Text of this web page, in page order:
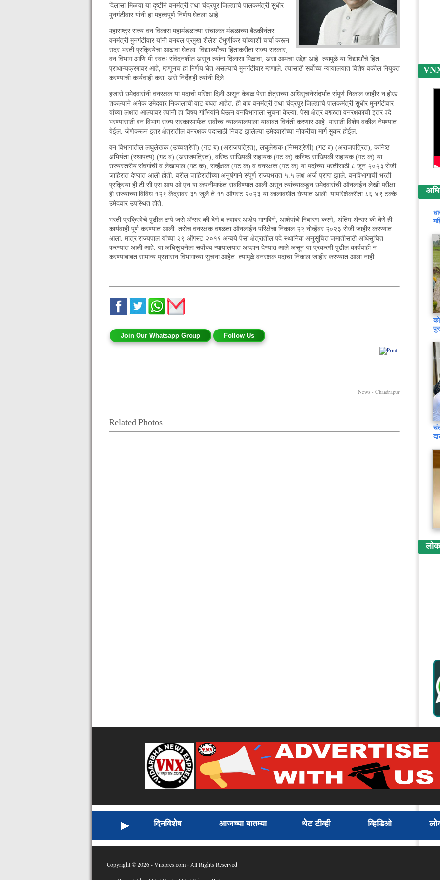
दिलासा मिळावा या दृष्टीने वनमंत्री तथा चंद्रपूर जिल्ह्याचे पालकमंत्री सुधीर
मुनगंटीवार यांनी हा महत्वपूर्ण निर्णय घेतला आहे.
महाराष्ट्र राज्य वन विकास महामंडळाच्या संचालक मंडळाच्या बैठकीनंतर
वनमंत्री मुनगंटीवार यांनी वनबल प्रमुख शैलेश टेंभुर्णीकर यांच्याशी चर्चा करून
सदर भरती प्रक्रियेचा आढावा घेतला. विद्यार्थ्यांच्या हिताकरीता राज्य सरकार,
वन विभाग आणि मी स्वतः संवेदनशील असून त्यांना दिलासा मिळावा, असा आमचा उद्देश आहे. त्यामुळे या विद्यार्थांचे हित
प्राधान्यक्रमावर आहे, म्हणूनच हा निर्णय घेत असल्याचे मुनगंटीवार म्हणाले. त्यासाठी सर्वोच्च न्यायालयात विशेष वकील नियुक्त
करण्याची कार्यवाही करा, असे निर्देशही त्यांनी दिले.
हजारो उमेदवारांनी वनरक्षक या पदाची परिक्षा दिली असून केवळ पेसा क्षेत्राच्या अधिसुचनेसंदर्भात संपूर्ण निकाल जाहीर न होऊ
शकल्याने अनेक उमेदवार निकालाची वाट बघत आहेत. ही बाब वनमंत्री तथा चंद्रपूर जिल्ह्याचे पालकमंत्री सुधीर मुनगंटीवार
यांच्या लक्षात आल्यावर त्यांनी हा विषय गांभिर्याने घेऊन वनविभागाला सुचना केल्या. पेसा क्षेत्र वगळता वनरक्षकाची इतर पदे
भरण्यासाठी वन विभाग राज्य सरकारमार्फत सर्वोच्च न्यालयालयाला याबाबत विनंती करणार आहे. यासाठी विशेष वकील नेमण्यात
येईल. जेणेकरून इतर क्षेत्रातील वनरक्षक पदासाठी निवड झालेल्या उमेदवारांच्या नोकरीचा मार्ग सुकर होईल.
वन विभागातील लघुलेखक (उच्चश्रेणी) (गट ब) (अराजपत्रित), लघुलेखक (निम्मश्रेणी) (गट ब) (अराजपत्रित), कनिष्ठ
अभियंता (स्थापत्य) (गट ब) (अराजपत्रित), वरिष्ठ सांख्यिकी सहायक (गट क) कनिष्ठ सांख्यिकी सहायक (गट क) या
राज्यस्तरीय संवर्गाची व लेखापाल (गट क), सर्व्हेक्षक (गट क) व वनरक्षक (गट क) या पदांच्या भरतीसाठी ८ जून २०२३ रोजी
जाहिरात देण्यात आली होती. वरील जाहिरातीच्या अनुषंगाने संपूर्ण राज्यभरात ५.५ लक्ष अर्ज प्राप्त झाले. वनविभागाची भरती
प्रक्रिया ही टी.सी.एस.आय.ओ.एन या कंपनीमार्फत राबविण्यात आली असून त्यांच्याकडून उमेदवारांची ऑनलाईन लेखी परीक्षा
ही राज्याच्या विविध १२९ केंद्रावर ३१ जुलै ते ११ ऑगस्ट २०२३ या कालावधीत घेण्यात आली. यापरिक्षेकरीता ८६.४९ टक्के
उमेदवार उपस्थित होते.
भरती प्रक्रियेचे पुढील टप्पे जसे ॲन्सर की देणे व त्यावर आक्षेप मागविणे, आक्षेपांचे निवारण करणे, अंतिम ॲन्सर की देणे ही
कार्यवाही पूर्ण करण्यात आली. तसेच वनरक्षक वगळता ऑनलाईन परिक्षेचा निकाल २२ नोव्हेंबर २०२३ रोजी जाहीर करण्यात
आला. मात्र राज्यपाल यांच्या २९ ऑगस्ट २०१९ अन्वये पेसा क्षेत्रातील पदे स्थानिक अनुसूचित जमातीसाठी अधिसुचित
करण्यात आली आहे. या अधिसुचनेला सर्वोच्च न्यायालयात आव्हान देण्यात आले असून या प्रकरणी पुढील कार्यवाही न
करण्याबाबत सामान्य प्रशासन विभागाच्या सुचना आहेत. त्यामुळे वनरक्षक पदाचा निकाल जाहीर करण्यात आला नाही.
Join Our Whatsapp Group Follow Us
News - Chandrapur
Related Photos
दिनविशेष आजच्या बातम्या थेट टीव्ही व्हिडिओ
Copyright © 2026 - Vnxpres.com · All Rights Reserved